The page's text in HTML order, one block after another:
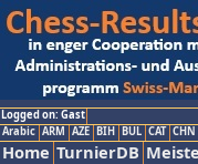
Logged on: Gast
Arabic ARM AZE BIH BUL CAT CHN
Home TurnierDB